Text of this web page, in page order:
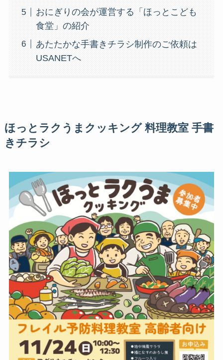
おにぎりの会が運営する「ほっとこども
食堂」の紹介
あたたかな手書きチラシ制作のご依頼は
USANETへ
ほっとラクうまクッキング 料理教室 手書
きチラシ